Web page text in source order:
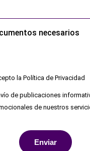
necesarios
la Política de Privacidad
de publicaciones
de nuestros
Enviar